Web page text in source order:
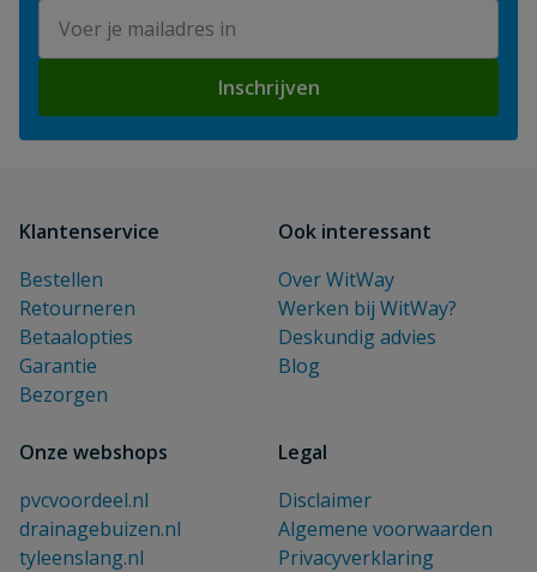
Inschrijven
Klantenservice
Bestellen
Retourneren
Betaalopties
Garantie
Bezorgen
Ook interessant
Over WitWay
Werken bij WitWay?
Deskundig advies
Blog
Onze webshops
pvcvoordeel.nl
drainagebuizen.nl
tyleenslang.nl
Legal
Disclaimer
Algemene voorwaarden
Privacyverklaring